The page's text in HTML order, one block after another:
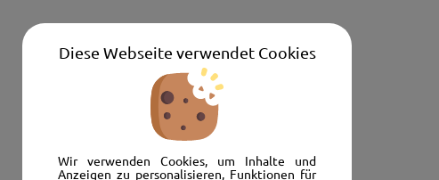
Diese Webseite verwendet Cookies
Wir verwenden Cookies, um Inhalte und
Anzeigen zu personalisieren, Funktionen für
9:00 Uhr - 12:00 Uhr
Senden Sie uns eine E-Mail:
info@autoshop-wimmer.de